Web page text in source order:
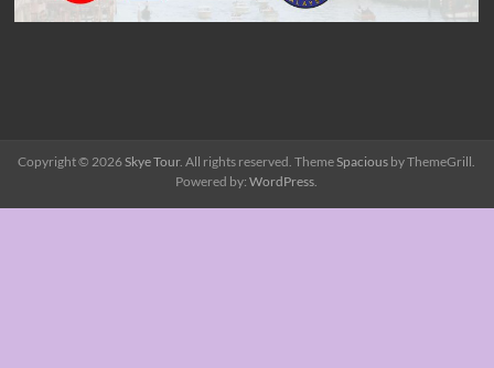
Copyright © 2026Skye Tour. All rights reserved. ThemeSpacious by ThemeGrill.
Powered by:WordPress.